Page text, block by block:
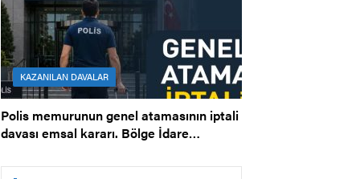
KAZANILAN DAVALAR
Polis memurunun genel atamasının iptali
davası emsal kararı. Bölge İdare